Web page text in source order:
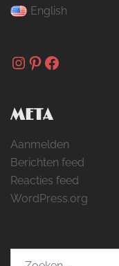
English
Instagram
Pinterest
Facebook
META
Aanmelden
Berichten feed
Reacties feed
WordPress.org